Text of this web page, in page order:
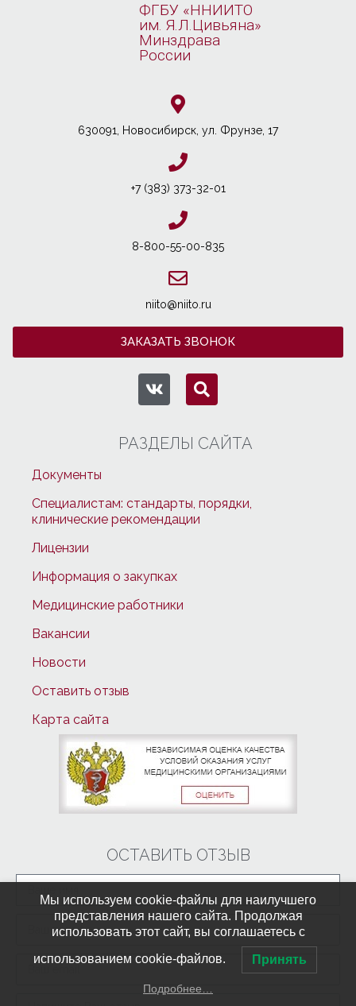
ФГБУ «ННИИТО
им. Я.Л.Цивьяна»
Минздрава
России
630091, Новосибирcк, ул. Фрунзе, 17
+7 (383) 373-32-01
8-800-55-00-835
niito@niito.ru
ЗАКАЗАТЬ ЗВОНОК
РАЗДЕЛЫ САЙТА
Документы
Специалистам: стандарты, порядки,
клинические рекомендации
Лицензии
Информация о закупках
Медицинские работники
Вакансии
Новости
Оставить отзыв
Карта сайта
ОСТАВИТЬ ОТЗЫВ
Мы используем cookie-файлы для наилучшего
представления нашего сайта. Продолжая
использовать этот сайт, вы соглашаетесь с
использованием cookie-файлов. Принять
Подробнее…